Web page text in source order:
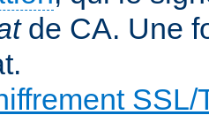
de CA. Une
SSL/